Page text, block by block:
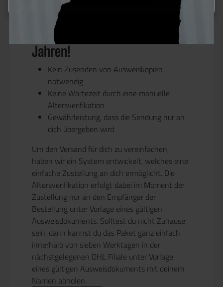
Unkomplizierter Versand von
Artikeln ab 16 oder ab 18
Jahren!
Kein Zusenden von Ausweiskopien
notwendig
Keine Wartezeit durch eine manuelle
Altersverifikation
Gewährleistung, dass die Sendung nur an
dich übergeben wird
Um den Versand für dich zu vereinfachen,
haben wir ein System entwickelt, welches eine
einfache Zustellung an dich ermöglicht. Die
Altersverifikation erfolgt dabei im Moment der
Zustellung nur an den Empfänger der
Bestellung unter Vorlage eines gültigen
Ausweisdokuments. Solltest du nicht Zuhause
sein, dann kannst du das Paket ganz einfach
innerhalb von sieben Werktagen in der
nächstgelegenen DHL Filiale unter Vorlage
eines gültigen Ausweisdokuments mit deinem
Namen abholen.